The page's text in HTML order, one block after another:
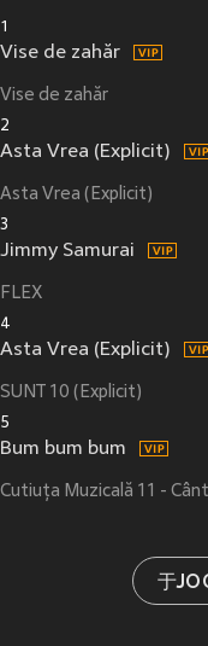
1
Vise de zahăr
Vise de zahăr
2
Asta Vrea (Explicit)
Asta Vrea (Explicit)
3
Jimmy Samurai
FLEX
4
Asta Vrea (Explicit)
SUNT 10 (Explicit)
5
Bum bum bum
Cutiuța Muzicală 11 -
于